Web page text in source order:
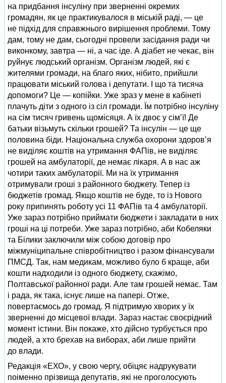
на придбання інсуліну при зверненні окремих
громадян, як це практикувалося в міській раді, — це
не підхід для справжнього вирішення проблеми. Тому
дам, тому не дам, сьогодні провели засідання ради чи
виконкому, завтра — ні, а час іде. А діабет не чекає, він
руйнує людський організм. Організм людей, які є
жителями громади, на благо яких, нібито, прийшли
працювати міський голова і депутати. І що та тисяча
допомоги? Це — копійки. Уже зраз у мене в кабінеті
плачуть діти з одного із сіл громади. Їм потрібно інсуліну
на сім тисяч гривень щомісяця. А їх двоє у сім’ї! Де
батьки візьмуть скільки грошей? Та інсулін — це ще
половина біди. Національна служба охорони здоров’я
не виділяє коштів на утримання ФАПів, не виділяє
грошей на амбулаторії, де немає лікаря. А в нас аж
чотири таких амбулаторії. Ми на їх утримання
отримували гроші з районного бюджету. Тепер із
бюджетів громад. Якщо коштів не буде, то із Нового
року припинять роботу усі 11 ФАПів та 4 амбулаторії.
Уже зараз потрібно приймати бюджети і закладати в них
гроші на ці потреби. Уже зараз потрібно, аби Кобеляки
та Білики заключили між собою договір про
міжмуніципальне співробітництво і разом фінансували
ПМСД. Так, нам медикам, можливо було б краще, аби
кошти надходили із одного бюджету, скажімо,
Полтавської районної ради. Але там грошей немає. Там
і рада, як така, існує лише на папері. Отже,
повертаємось до громад. Я підтримую хворих у їх
зверненні до місцевої влади. Зараз настає своєрідний
момент істини. Він покаже, хто дійсно турбується про
людей, а хто брехав на виборах, аби лише прийти
до влади.
Редакція «ЕХО», у свою чергу, обіцяє надрукувати
поіменно прізвища депутатів, які не проголосують